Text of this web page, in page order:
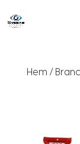
Hem /